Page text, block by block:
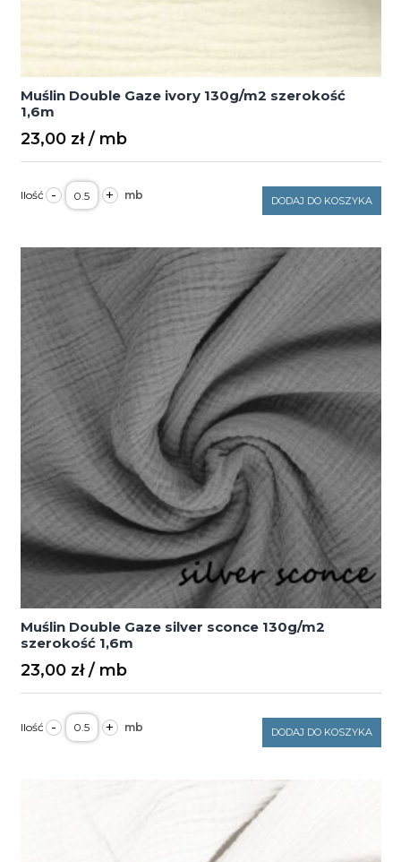
Muślin Double Gaze ivory 130g/m2 szerokość
1,6m
23,00 zł
- ilość
Muślin
Double
130g/m2
szerokość
1,6m
+ DODAJ DO KOSZYKA
Muślin Double Gaze silver sconce 130g/m2
szerokość 1,6m
23,00 zł
- ilość
Muślin
Double
+ DODAJ DO KOSZYKA